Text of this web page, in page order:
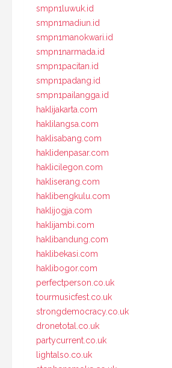
smpn1luwuk.id
smpn1madiun.id
smpn1manokwari.id
smpn1narmada.id
smpn1pacitan.id
smpn1padang.id
smpn1pailangga.id
haklijakarta.com
haklilangsa.com
haklisabang.com
haklidenpasar.com
haklicilegon.com
hakliserang.com
haklibengkulu.com
haklijogja.com
haklijambi.com
haklibandung.com
haklibekasi.com
haklibogor.com
perfectperson.co.uk
tourmusicfest.co.uk
strongdemocracy.co.uk
dronetotal.co.uk
partycurrent.co.uk
lightalso.co.uk